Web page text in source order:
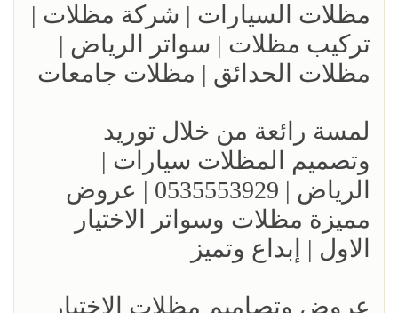
مظلات السيارات | شركة مظلات |
تركيب مظلات | سواتر الرياض |
مظلات الحدائق | مظلات جامعات
لمسة رائعة من خلال توريد
وتصميم المظلات سيارات |
الرياض | 0535553929 | عروض
مميزة مظلات وسواتر الاختيار
الاول | إبداع وتميز
عروض وتصاميم مظلات الاختيار